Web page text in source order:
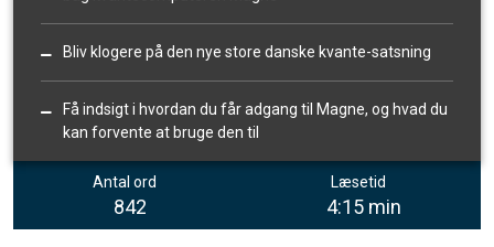
Bliv klogere på den nye store danske kvante-satsning
Få indsigt i hvordan du får adgang til Magne, og hvad du
kan forvente at bruge den til
Antal ord
842
Læsetid
4:15 min